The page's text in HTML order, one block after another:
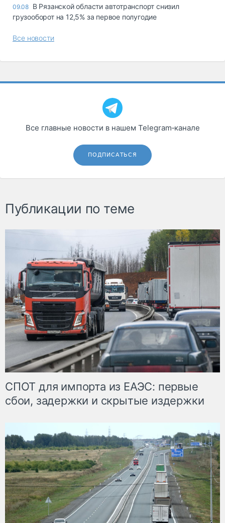
09.08 В Рязанской области автотранспорт снизил
грузооборот на 12,5% за первое полугодие
Все новости
Все главные новости в нашем Telegram‑канале
ПОДПИСАТЬСЯ
Публикации по теме
СПОТ для импорта из ЕАЭС: первые
сбои, задержки и скрытые издержки